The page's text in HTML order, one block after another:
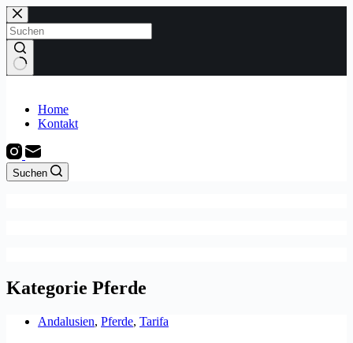
Zum
Inhalt
springen
Home
Kontakt
Suchen
Kategorie Pferde
Andalusien, Pferde, Tarifa